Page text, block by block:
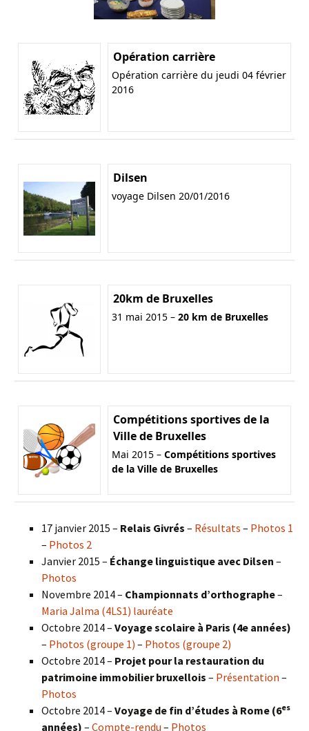
Opération carrière
Opération carrière du jeudi 04 février
2016
Dilsen
voyage Dilsen 20/01/2016
20km de Bruxelles
31 mai 2015 – 20 km de Bruxelles
Compétitions sportives de la
Ville de Bruxelles
Mai 2015 – Compétitions sportives
de la Ville de Bruxelles
17 janvier 2015 – Relais Givrés – Résultats – Photos 1
– Photos 2
Janvier 2015 – Échange linguistique avec Dilsen –
Photos
Novembre 2014 – Championnats d’orthographe–
Maria Jalma (4LS1) lauréate
Octobre 2014 – Voyage scolaire à Paris (4e années)
– Photos (groupe 1) – Photos (groupe 2)
Octobre 2014 – Projet pour la restauration du
patrimoine immobilier bruxellois – Présentation –
Photos
Octobre 2014 – Voyage de fin d’études à Rome (6es
années) – Compte-rendu – Photos